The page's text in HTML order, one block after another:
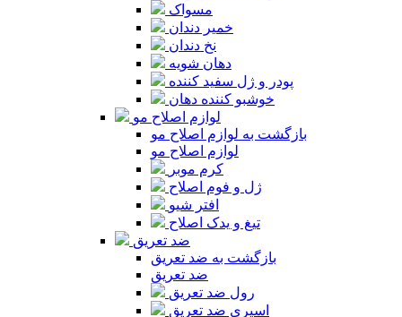
مسواک
خمیر دندان
نخ دندان
دهان شویه
پودر و ژل سفید کننده
خوشبو کننده دهان
لوازم اصلاح مو
بازگشت به لوازم اصلاح مو
لوازم اصلاح مو
کرم موبر
ژل و فوم اصلاح
افتر شیو
تیغ و یدک اصلاح
ضد تعریق
بازگشت به ضد تعریق
ضد تعریق
رول ضد تعریق
اسپری ضد تعریق